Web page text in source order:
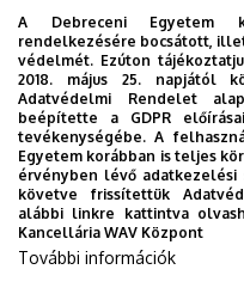
Központi telefonszám
E-mail cím
Cím
Emelet, ajtó
A Debreceni Egyetem
rendelkezésére bocsátott,
védelmét. Ezúton
2018. május 25. napjától
Adatvédelmi Rendelet
beépítette a GDPR
tevékenységébe. A
Egyetem korábban is teljes
érvényben lévő adatkezelési
követve frissítettük
alábbi linkre kattintva
Kancellária WAV Központ
További információk